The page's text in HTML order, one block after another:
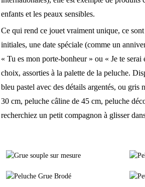
enfants et les peaux sensibles.
Ce qui rend ce jouet vraiment unique, ce
initiales, une date spéciale (comme un
« Tu es mon porte-bonheur » ou « Je te
choix, assorties à la palette de la peluche.
bleu pastel avec des détails argentés, ou
30 cm, peluche câline de 45 cm, peluche
recherchiez un petit compagnon à glisser